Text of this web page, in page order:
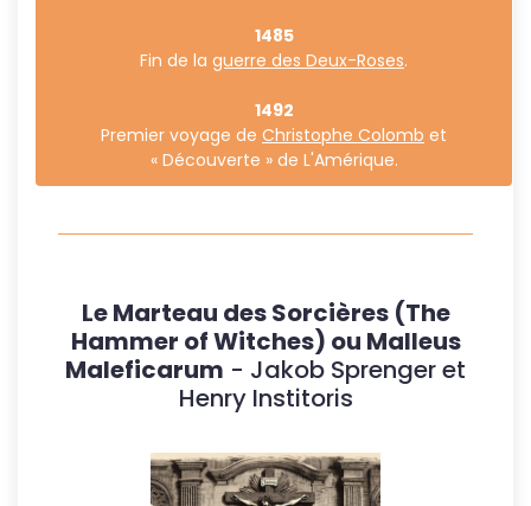
1485
Fin de la guerre des Deux-Roses.
1492
Premier voyage de Christophe Colomb et
« Découverte » de L'Amérique.
Le Marteau des Sorcières (The
Hammer of Witches) ou Malleus
Maleficarum - Jakob Sprenger et
Henry Institoris